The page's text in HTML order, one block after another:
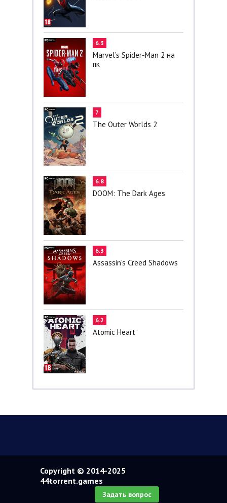
6.3
Marvel’s Spider-Man 2 на
пк
7
The Outer Worlds 2
6.8
DOOM: The Dark Ages
6.3
Assassin's Creed Shadows
6.2
Atomic Heart
Copyright © 2014-2025
44torrent.games
Задать вопрос